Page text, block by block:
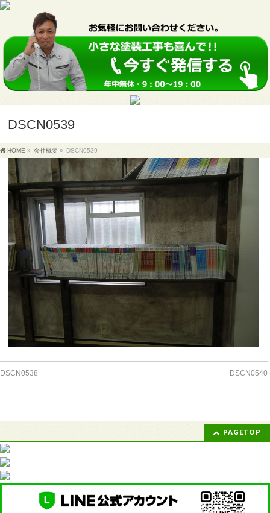
DSCN0539
HOME » 会社概要 » DSCN0539
DSCN0538 DSCN0540
PAGETOP